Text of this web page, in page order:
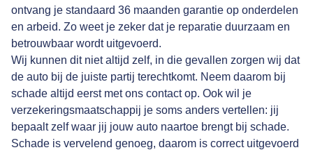
ontvang je standaard 36 maanden garantie op onderdelen
en arbeid. Zo weet je zeker dat je reparatie duurzaam en
betrouwbaar wordt uitgevoerd.
Wij kunnen dit niet altijd zelf, in die gevallen zorgen wij dat
de auto bij de juiste partij terechtkomt. Neem daarom bij
schade altijd eerst met ons contact op. Ook wil je
verzekeringsmaatschappij je soms anders vertellen: jij
bepaalt zelf waar jij jouw auto naartoe brengt bij schade.
Schade is vervelend genoeg, daarom is correct uitgevoerd